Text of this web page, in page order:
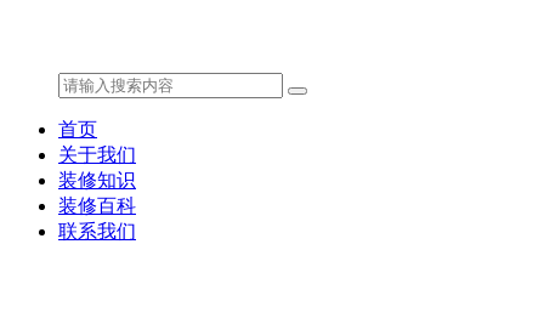
首页
关于我们
装修知识
装修百科
联系我们